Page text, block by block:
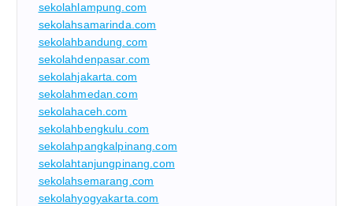
sekolahlampung.com
sekolahsamarinda.com
sekolahbandung.com
sekolahdenpasar.com
sekolahjakarta.com
sekolahmedan.com
sekolahaceh.com
sekolahbengkulu.com
sekolahpangkalpinang.com
sekolahtanjungpinang.com
sekolahsemarang.com
sekolahyogyakarta.com